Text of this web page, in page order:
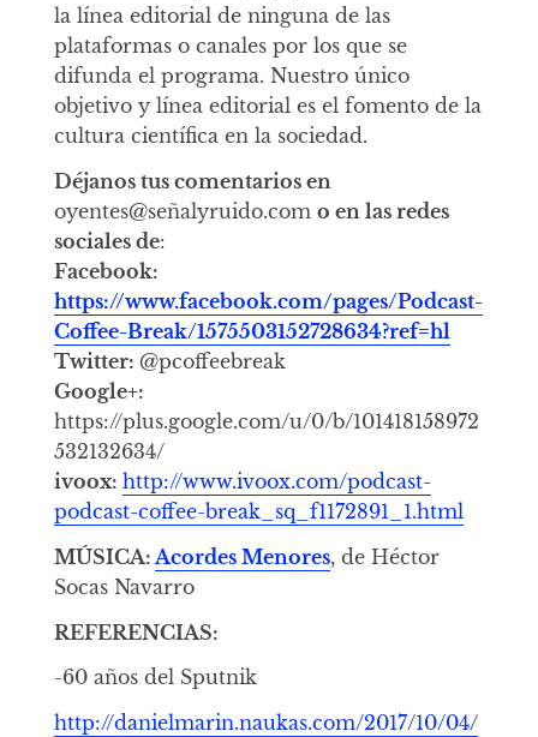
la línea editorial de ninguna de las
plataformas o canales por los que se
difunda el programa. Nuestro único
objetivo y línea editorial es el fomento de la
cultura científica en la sociedad.
Déjanos tus comentarios en
oyentes@señalyruido.com o en las redes
sociales de:
Facebook:
https://www.facebook.com/pages/Podcast-
Coffee-Break/1575503152728634?ref=hl
Twitter: @pcoffeebreak
Google+:
https://plus.google.com/u/0/b/101418158972
532132634/
ivoox: http://www.ivoox.com/podcast-
podcast-coffee-break_sq_f1172891_1.html
MÚSICA: Acordes Menores, de Héctor
Socas Navarro
REFERENCIAS:
-60 años del Sputnik
http://danielmarin.naukas.com/2017/10/04/